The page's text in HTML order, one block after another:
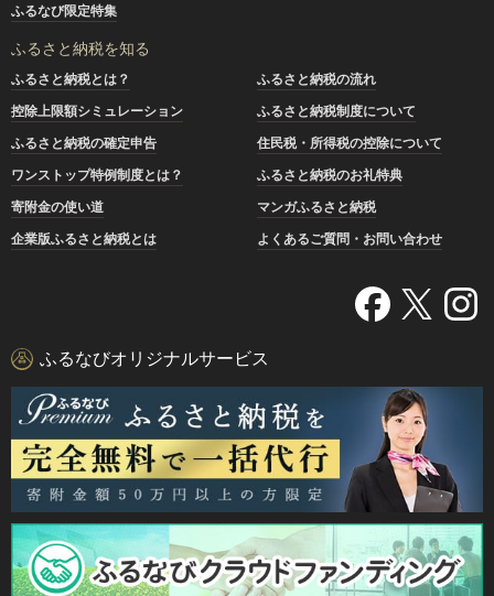
ふるなび限定特集
ふるさと納税を知る
ふるさと納税とは？
ふるさと納税の流れ
控除上限額シミュレーション
ふるさと納税制度について
ふるさと納税の確定申告
住民税・所得税の控除について
ワンストップ特例制度とは？
ふるさと納税のお礼特典
寄附金の使い道
マンガふるさと納税
企業版ふるさと納税とは
よくあるご質問・お問い合わせ
ふるなびオリジナルサービス